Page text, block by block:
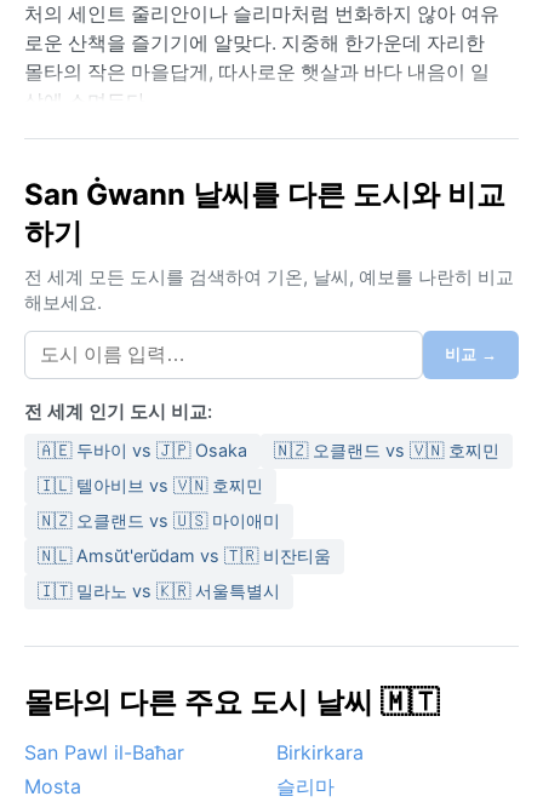
처의 세인트 줄리안이나 슬리마처럼 번화하지 않아 여유
로운 산책을 즐기기에 알맞다. 지중해 한가운데 자리한
몰타의 작은 마을답게, 따사로운 햇살과 바다 내음이 일
상에 스며든다.
기후는 쾨펜 분류상 Csa인 전형적인 지중해성 기후로, 여
에는 낮 기온이 30도 이상 오르고 습도가 낮아 쾌적하지
만, 강한 자외선에 대비해 선크림과 모자가 필수다. 겨울
주 내리므로 방수 재킷과 우산을 챙기는 것이 좋다. 연중
강수량은 500mm 내외로 대부분 겨울에 집중되며, 봄과
가을은 온화하고 건조해 가장 활동하기 좋은 계절이다.
날씨 측면에서 산 조완을 방문하기 가장 좋은 시기는 4월
에서 6월, 그리고 9월에서 10월이다. 이 시기에는 낮 기
온이 20도 중후반으로 쾌적하고, 해변가 산책이나 역사
유적 탐방에 이상적이다. 주목할 만한 현상으로는 여름철
을 뿌옇게 만들 때가 있다. 눈은 거의 내리지 않으며, 허리
케인이나 몬순의 영향도 없어 안정적인 일기가 이어진다.
겨울철에는 간헐적인 강풍이 불 수 있지만 대체로 온화한
San Ġwann 날씨를 다른 도시와 비교
하기
전 세계 모든 도시를 검색하여 기온, 날씨, 예보를 나란히 비교
해보세요.
비교 →
전 세계 인기 도시 비교:
🇦🇪 두바이 vs 🇯🇵 Osaka
🇳🇿 오클랜드 vs 🇻🇳 호찌민
🇮🇱 텔아비브 vs 🇻🇳 호찌민
🇳🇿 오클랜드 vs 🇺🇸 마이애미
🇳🇱 Amsŭt'erŭdam vs 🇹🇷 비잔티움
🇮🇹 밀라노 vs 🇰🇷 서울특별시
몰타의 다른 주요 도시 날씨 🇲🇹
San Pawl il-Baħar
Birkirkara
Mosta
슬리마